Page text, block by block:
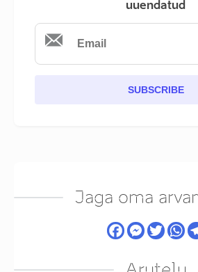
uuendatud
SUBSCRIBE
Jaga oma